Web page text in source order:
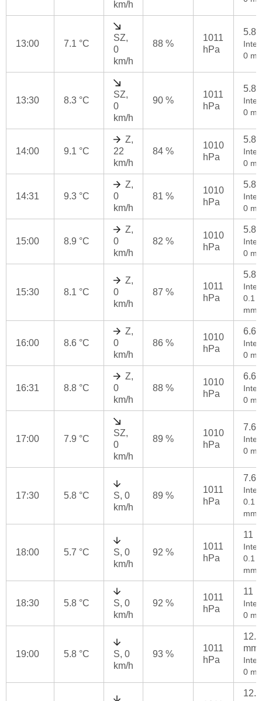
km/h
13:00 7.1 °C
SZ,
0
km/h
88 %
1011
hPa
5.8
0
13:30 8.3 °C
SZ,
0
km/h
90 %
1011
hPa
5.8
0
14:00 9.1 °C
Z,
22
km/h
84 %
1010
hPa
5.8
0
14:31 9.3 °C
Z,
0
km/h
81 %
1010
hPa
5.8
0
15:00 8.9 °C
Z,
0
km/h
82 %
1010
hPa
5.8
0
15:30 8.1 °C
Z,
0
km/h
87 %
1011
hPa
5.8
0.1
mm/
16:00 8.6 °C
Z,
0
km/h
86 %
1010
hPa
6.6
0
16:31 8.8 °C
Z,
0
km/h
88 %
1010
hPa
6.6
0
17:00 7.9 °C
SZ,
0
km/h
89 %
1010
hPa
7.6
0
17:30 5.8 °C
S, 0
km/h
89 %
1011
hPa
7.6
0.1
mm/
18:00 5.7 °C
S, 0
km/h
92 %
1011
hPa
11
0.1
mm/
18:30 5.8 °C
S, 0
km/h
92 %
1011
hPa
11
0
19:00 5.8 °C
S, 0
km/h
93 %
1011
hPa
12.4
mm
0
12.4